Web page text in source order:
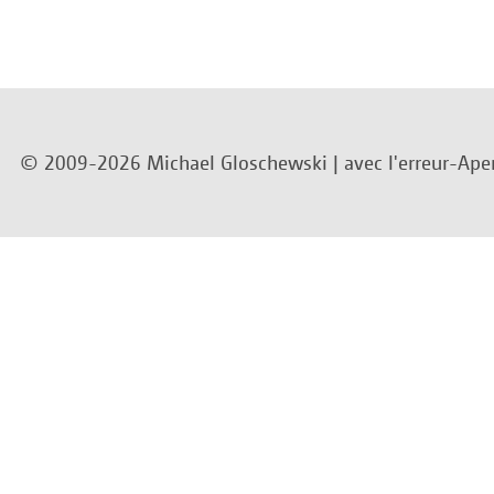
© 2009-2026 Michael Gloschewski | avec l'erreur-